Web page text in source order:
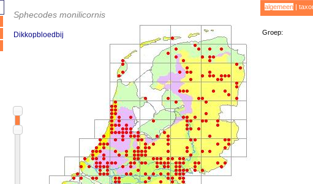
Sphecodes monilicornis
Dikkopbloedbij
algemeen|
Groep: